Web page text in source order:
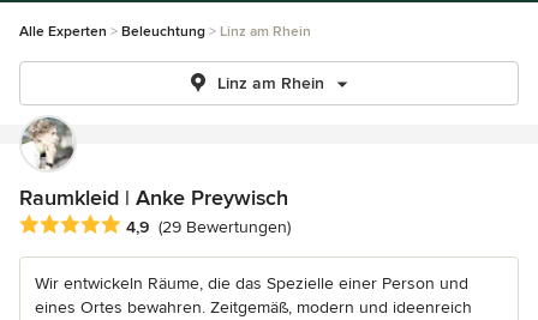
Alle Experten Beleuchtung Linz am Rhein
Linz am Rhein
Raumkleid | Anke Preywisch
Durchschnittliche Bewertung: 4.9 von 5 Sternen
4,9 (29 Bewertungen)
Wir entwickeln Räume, die das Spezielle einer Person und
eines Ortes bewahren. Zeitgemäß, modern und ideenreich